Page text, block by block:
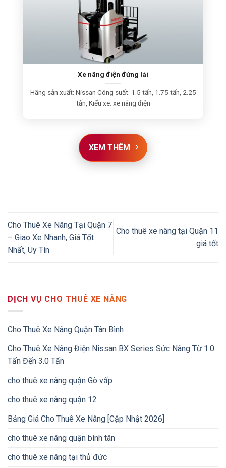
Xe nâng điện đứng lái
Hãng sản xuất: Nissan Công suất: 1.5 tấn, 1.75 tấn, 2.25
tấn, Kiểu xe: xe nâng điện
XEM THÊM
Cho Thuê Xe Nâng Tại Quận 7
– Giao Xe Nhanh, Giá Tốt
Nhất, Uy Tín
Cho thuê xe nâng tại Quận 11
giá tốt
DỊCH VỤ CHO THUÊ XE NÂNG
Cho Thuê Xe Nâng Quận Tân Bình
Cho Thuê Xe Nâng Điện Nissan BX Series Sức Nâng Từ 1.0
Tấn Đến 3.0 Tấn
cho thuê xe nâng quận Gò vấp
cho thuê xe nâng quận 12
Bảng Giá Cho Thuê Xe Nâng [Cập Nhật 2026]
cho thuê xe nâng quận bình tân
cho thuê xe nâng tại thủ đức